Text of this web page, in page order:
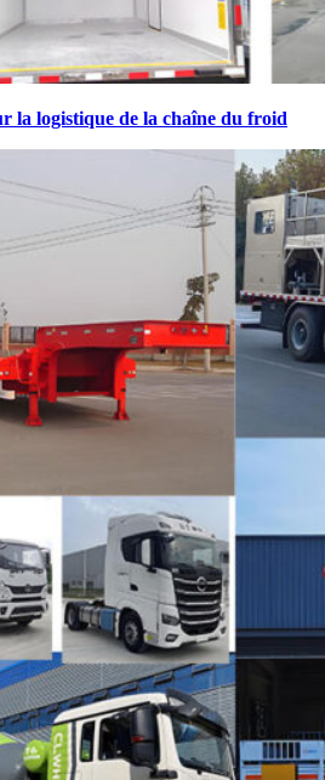
la logistique de la chaîne du froid